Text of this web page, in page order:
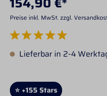
Preise inkl. MwSt. zzgl.
Durchschnittliche Bewertung von 5
Lieferbar in 2-4
⭐ +155 Stars